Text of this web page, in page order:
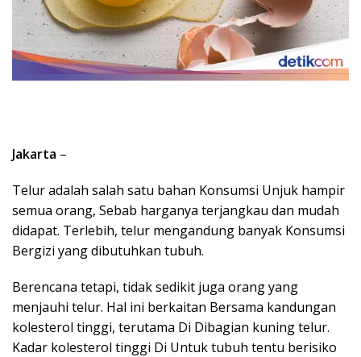
Jakarta –
Telur adalah salah satu bahan Konsumsi Unjuk hampir
semua orang, Sebab harganya terjangkau dan mudah
didapat. Terlebih, telur mengandung banyak Konsumsi
Bergizi yang dibutuhkan tubuh.
Berencana tetapi, tidak sedikit juga orang yang
menjauhi telur. Hal ini berkaitan Bersama kandungan
kolesterol tinggi, terutama Di Dibagian kuning telur.
Kadar kolesterol tinggi Di Untuk tubuh tentu berisiko